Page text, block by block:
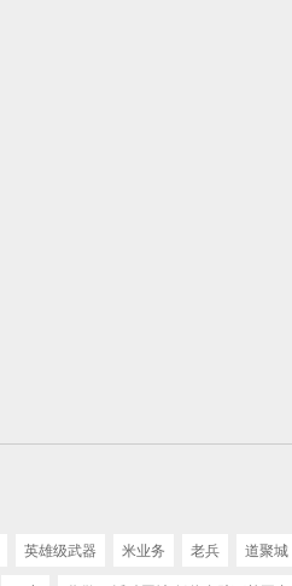
英雄级武器 米业务 老兵
道聚城